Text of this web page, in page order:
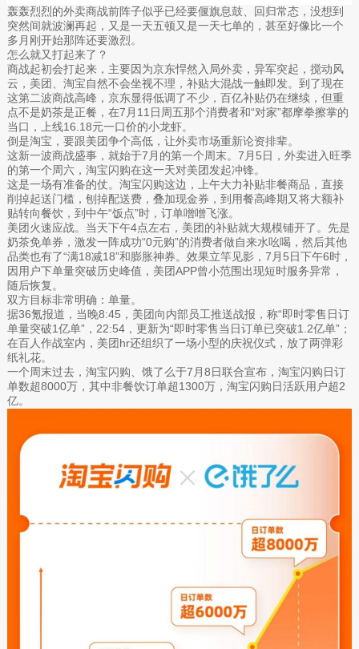
轰轰烈烈的外卖商战前阵子似乎已经要偃旗息鼓、回归常态，没想到
突然间就波澜再起，又是一天五顿又是一天七单的，甚至好像比一个
多月刚开始那阵还要激烈。
怎么就又打起来了？
商战起初会打起来，主要因为京东悍然入局外卖，异军突起，搅动风
云，美团、淘宝自然不会坐视不理，补贴大混战一触即发。到了现在
这第二波商战高峰，京东显得低调了不少，百亿补贴仍在继续，但重
点不是奶茶是正餐，在7月11日周五那个消费者和“对家”都摩拳擦掌的
当口，上线16.18元一口价的小龙虾。
倒是淘宝，要跟美团争个高低，让外卖市场重新论资排辈。
这新一波商战盛事，就始于7月的第一个周末。7月5日，外卖进入旺季
的第一个周六，淘宝闪购在这一天对美团发起冲锋。
这是一场有准备的仗。淘宝闪购这边，上午大力补贴非餐商品，直接
削掉起送门槛，刨掉配送费，叠加现金券，到用餐高峰期又将大额补
贴转向餐饮，到中午“饭点”时，订单噌噌飞涨。
美团火速应战。当天下午4点左右，美团的补贴就大规模铺开了。先是
奶茶免单券，激发一阵成功“0元购”的消费者做自来水吆喝，然后其他
品类也有了“满18减18”和膨胀神券。效果立竿见影，7月5日下午6时，
因用户下单量突破历史峰值，美团APP曾小范围出现短时服务异常，
随后恢复。
双方目标非常明确：单量。
据36氪报道，当晚8:45，美团向内部员工推送战报，称“即时零售日订
单量突破1亿单”，22:54，更新为“即时零售当日订单已突破1.2亿单”；
在百人作战室内，美团hr还组织了一场小型的庆祝仪式，放了两弹彩
纸礼花。
一个周末过去，淘宝闪购、饿了么于7月8日联合宣布，淘宝闪购日订
单数超8000万，其中非餐饮订单超1300万，淘宝闪购日活跃用户超2
亿。